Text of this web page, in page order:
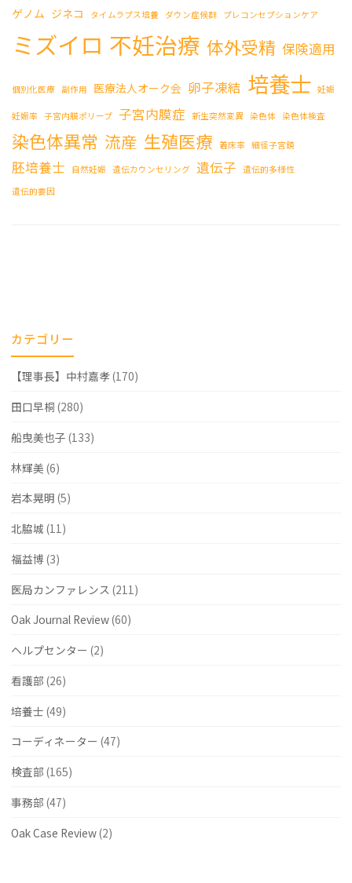
ゲノム ジネコ タイムラプス培養 ダウン症候群 プレコンセプションケア
ミズイロ 不妊治療 体外受精 保険適用
個別化医療 副作用 医療法人オーク会 卵子凍結 培養士 妊娠
妊娠率 子宮内膜ポリープ 子宮内膜症 新生突然変異 染色体 染色体検査
染色体異常 流産 生殖医療 着床率 細径子宮鏡
胚培養士 自然妊娠 遺伝カウンセリング 遺伝子
遺伝的多様性
遺伝的要因
カテゴリー
【理事長】中村嘉孝(170)
田口早桐 (280)
船曳美也子 (133)
林輝美 (6)
岩本晃明 (5)
北脇城 (11)
福益博 (3)
医局カンファレンス (211)
Oak Journal Review(60)
ヘルプセンター (2)
看護部 (26)
培養士 (49)
コーディネーター (47)
検査部 (165)
事務部 (47)
Oak Case Review(2)